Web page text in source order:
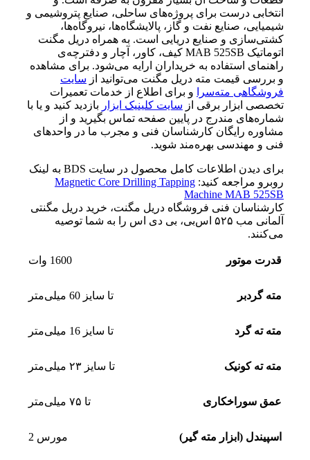
انتخابی درست برای پروژه‌های ساحلی، صنایع پتروشیمی و
شیمیایی، صنایع نفت و گاز، پالایشگاه‌ها، نیروگاه‌ها،
کشتی‌سازی و صنایع دریایی است. به همراه دریل مگنت
اتوماتیک MAB 525SB کیف، کاور، آچار و دفترچه‌ی
راهنمای استفاده به خریداران ارایه می‌شود. برای مشاهده
و بررسی قیمت مته دریل مگنت می‌توانید از سایت
فروشگاهی مته‌سرا
و برای اطلاع از خدمات تعمیرات
تخصصی ابزار برقی از سایت کلینیک ابزار بازدید کنید و یا با
شماره‌های مندرج در پایین صفحه تماس بگیرید و از
مشاوره رایگان کارشناسان فنی و مجرب ما در واحدهای
فنی و مهندسی بهره‌مند شوید.
برای دیدن اطلاعات کامل محصول در سایت BDS به لینک
روبرو مراجعه کنید: Magnetic Core Drilling Tapping
Machine MAB 525SB
کارشناسان فنی فروشگاه دریل مگنت، خرید دریل مگنتی
آلمانی مب ۵۲۵ اس‌بی، بی دی اس را به شما توصیه
می‌کنند.
قدرت موتور 1600 وات
مته گردبر تا سایز 60 میلی‌متر
مته ته گرد تا سایز 16 میلی‌متر
مته ته کونیک تا سایز ۲۳ میلی‌متر
عمق سوراخکاری تا ۷۵ میلی‌متر
اسپیندل (ابزار مته گیر) مورس 2